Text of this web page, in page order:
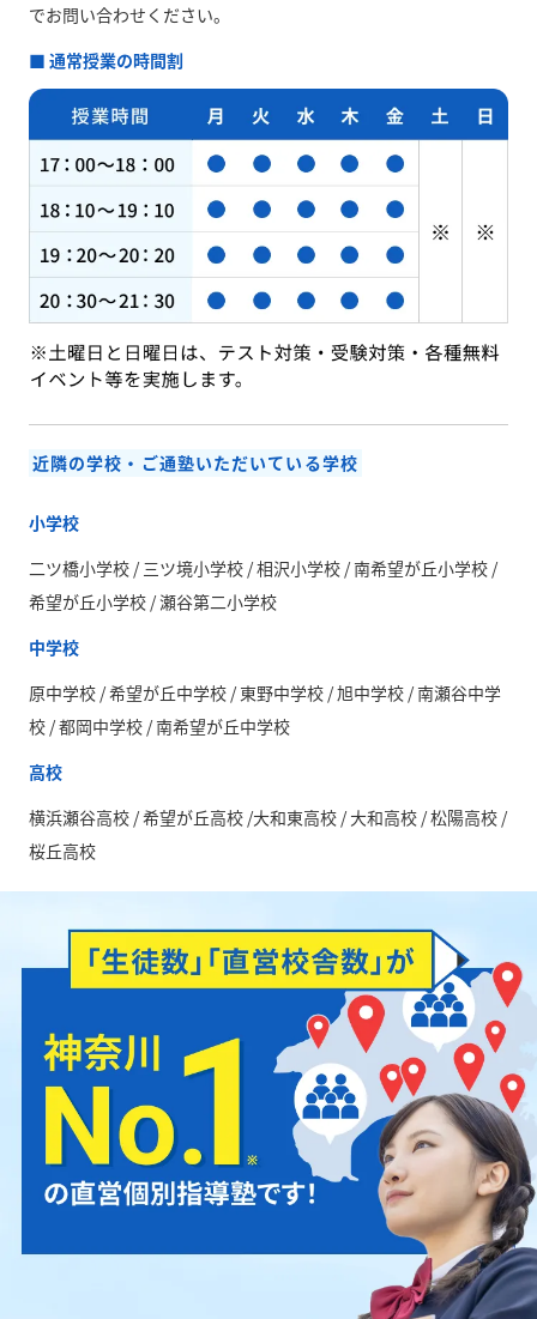
でお問い合わせください。
■ 通常授業の時間割
近隣の学校・ご通塾いただいている学校
小学校
二ツ橋小学校 / 三ツ境小学校 / 相沢小学校 / 南希望が丘小学校 /
希望が丘小学校 / 瀬谷第二小学校
中学校
原中学校 / 希望が丘中学校 / 東野中学校 / 旭中学校 / 南瀬谷中学
校 / 都岡中学校 / 南希望が丘中学校
高校
横浜瀬谷高校 / 希望が丘高校 /大和東高校 / 大和高校 / 松陽高校 /
桜丘高校